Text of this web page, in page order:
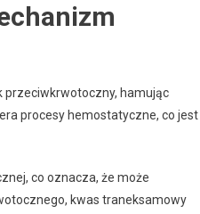
przeciwkrwotoczny, hamując
procesy hemostatyczne, co jest
co oznacza, że może
kwas traneksamowy